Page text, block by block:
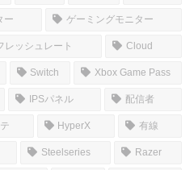
ー ゲーミングモニター
レッシュレート Cloud
Switch Xbox Game Pass
IPSパネル 配信者
HyperX 有線
Steelseries Razer